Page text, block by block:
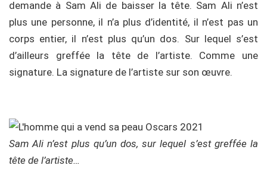
demande à Sam Ali de baisser la tête. Sam Ali n’est
plus une personne, il n’a plus d’identité, il n’est pas un
corps entier, il n’est plus qu’un dos. Sur lequel s’est
d’ailleurs greffée la tête de l’artiste. Comme une
signature. La signature de l’artiste sur son œuvre.
Sam Ali n’est plus qu’un dos, sur lequel s’est greffée la
tête de l’artiste…